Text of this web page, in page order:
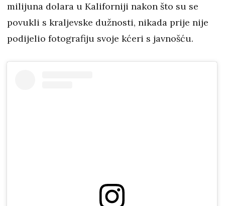
milijuna dolara u Kaliforniji nakon što su se
povukli s kraljevske dužnosti, nikada prije nije
podijelio fotografiju svoje kćeri s javnošću.